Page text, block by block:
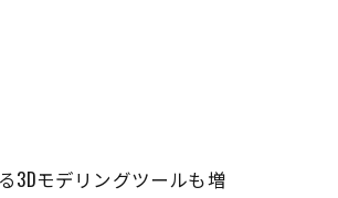
3Dモデリングツールも増